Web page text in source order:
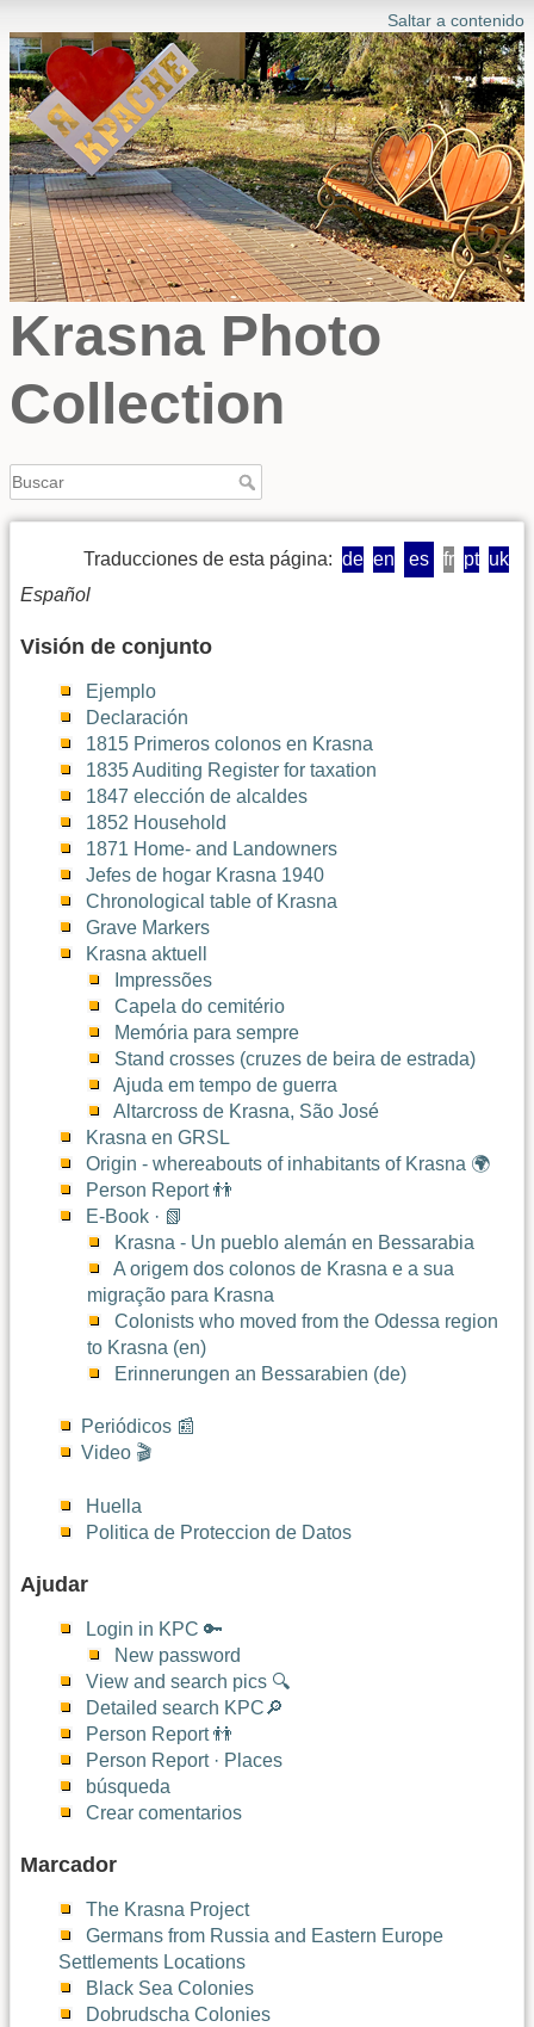
Saltar a contenido
Krasna Photo
Collection
Traducciones de esta página: de en es fr pt uk
Español
Visión de conjunto
Ejemplo
Declaración
1815 Primeros colonos en Krasna
1835 Auditing Register for taxation
1847 elección de alcaldes
1852 Household
1871 Home- and Landowners
Jefes de hogar Krasna 1940
Chronological table of Krasna
Grave Markers
Krasna aktuell
Impressões
Capela do cemitério
Memória para sempre
Stand crosses (cruzes de beira de estrada)
Ajuda em tempo de guerra
Altarcross de Krasna, São José
Krasna en GRSL
Origin - whereabouts of inhabitants of Krasna 🌍
Person Report 👬
E-Book · 📗
Krasna - Un pueblo alemán en Bessarabia
A origem dos colonos de Krasna e a sua
migração para Krasna
Colonists who moved from the Odessa region
to Krasna (en)
Erinnerungen an Bessarabien (de)
Periódicos 📰
Video 🎬
Huella
Politica de Proteccion de Datos
Ajudar
Login in KPC 🔑
New password
View and search pics 🔍
Detailed search KPC🔎
Person Report 👬
Person Report · Places
búsqueda
Crear comentarios
Marcador
The Krasna Project
Germans from Russia and Eastern Europe
Settlements Locations
Black Sea Colonies
Dobrudscha Colonies